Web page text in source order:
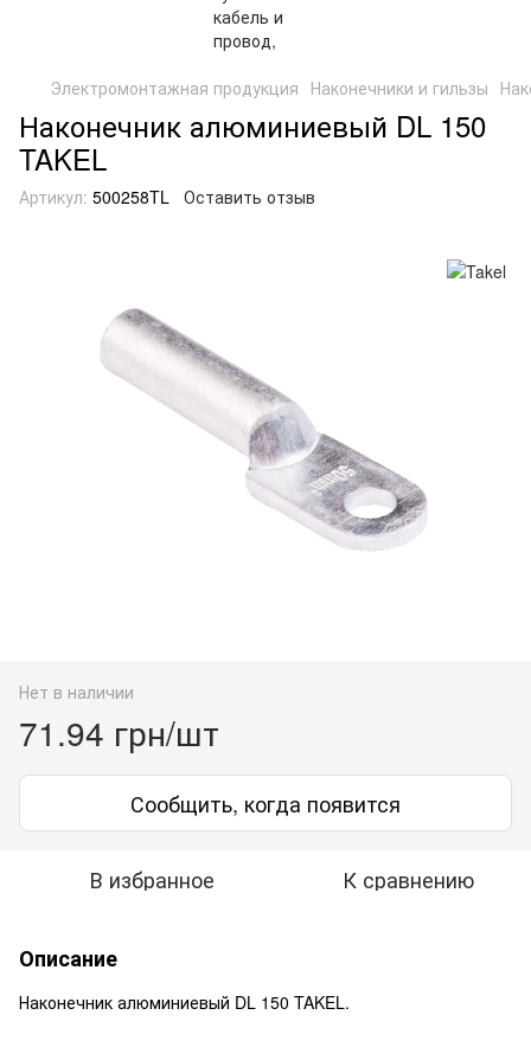
Электромонтажная продукция Наконечники и гильзы
Наконечник алюминиевый DL 150
TAKEL
Артикул: 500258TL Оставить отзыв
Нет в наличии
71.94 грн/шт
Сообщить, когда появится
В избранное К сравнению
Описание
Наконечник алюминиевый DL 150 TAKEL.